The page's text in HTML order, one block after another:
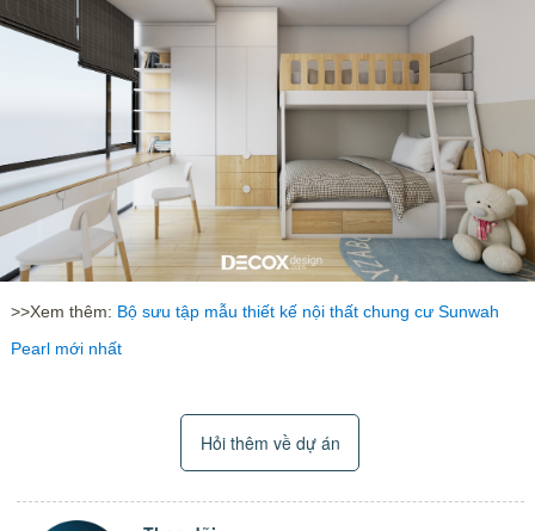
>>Xem thêm: Bộ sưu tập mẫu thiết kế nội thất chung cư Sunwah
Pearl mới nhất
Hỏi thêm về dự án